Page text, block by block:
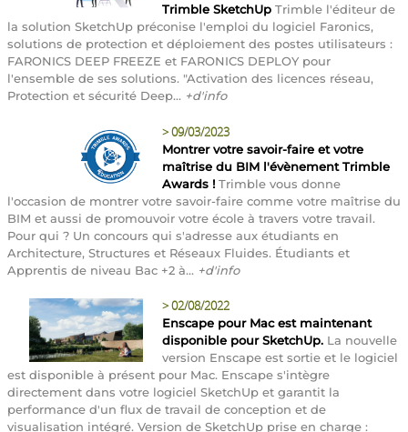
Trimble SketchUp Trimble l'éditeur de
la solution SketchUp préconise l'emploi du logiciel Faronics,
solutions de protection et déploiement des postes utilisateurs :
FARONICS DEEP FREEZE et FARONICS DEPLOY pour
l'ensemble de ses solutions. "Activation des licences réseau,
Protection et sécurité Deep... +d'info
>09/03/2023
Montrer votre savoir-faire et votre
maîtrise du BIM l'évènement Trimble
Awards ! Trimble vous donne
l'occasion de montrer votre savoir-faire comme votre maîtrise du
BIM et aussi de promouvoir votre école à travers votre travail.
Pour qui ? Un concours qui s'adresse aux étudiants en
Architecture, Structures et Réseaux Fluides. Étudiants et
Apprentis de niveau Bac +2 à... +d'info
>02/08/2022
Enscape pour Mac est maintenant
disponible pour SketchUp. La nouvelle
version Enscape est sortie et le logiciel
est disponible à présent pour Mac. Enscape s'intègre
directement dans votre logiciel SketchUp et garantit la
performance d'un flux de travail de conception et de
visualisation intégré. Version de SketchUp prise en charge :